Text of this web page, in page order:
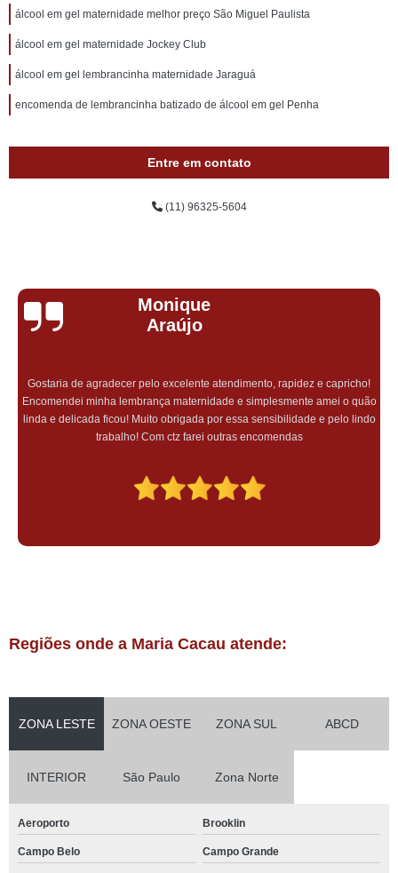
álcool em gel maternidade melhor preço São Miguel Paulista
álcool em gel maternidade Jockey Club
álcool em gel lembrancinha maternidade Jaraguá
encomenda de lembrancinha batizado de álcool em gel Penha
Entre em contato
(11) 96325-5604
Monique
Araújo
Gostaria de agradecer pelo excelente atendimento, rapidez e capricho!
Encomendei minha lembrança maternidade e simplesmente amei o quão
linda e delicada ficou! Muito obrigada por essa sensibilidade e pelo lindo
trabalho! Com ctz farei outras encomendas
Regiões onde a Maria Cacau atende:
ZONA LESTE ZONA OESTE ZONA SUL ABCD
INTERIOR São Paulo Zona Norte
Aeroporto Brooklin
Campo Belo Campo Grande